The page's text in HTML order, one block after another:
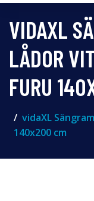
VIDAXL
LÅDOR
FURU
vidaXL
140x200 cm